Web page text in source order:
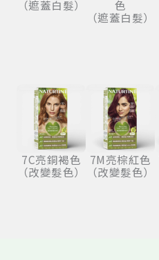
（遮蓋白髮）
色
（遮蓋白髮）
7C亮銅褐色
（改變髮色）
7M亮棕紅色
（改變髮色）